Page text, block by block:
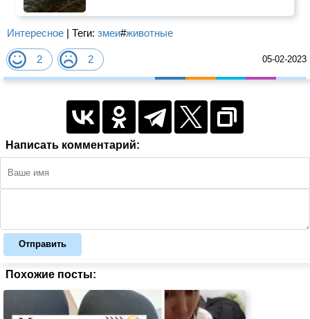
Интересное | Теги: змеи#животные
2 2 05-02-2023
Написать комментарий:
Отправить
Похожие посты: